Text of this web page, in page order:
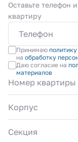
Оставьте телефон
квартиру
Принимаю
на обработку
Даю согласие на
материалов
Номер квартиры
Корпус
Секция